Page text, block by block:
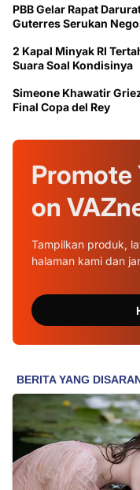
PBB Gelar Rapat
Guterres Serukan
2 Kapal Minyak RI
Suara Soal Kondisinya
Simeone Khawatir
Final Copa del Rey
Promote
on
Tampilkan produk,
halaman kami dan